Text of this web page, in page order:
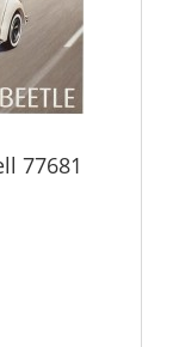
77681